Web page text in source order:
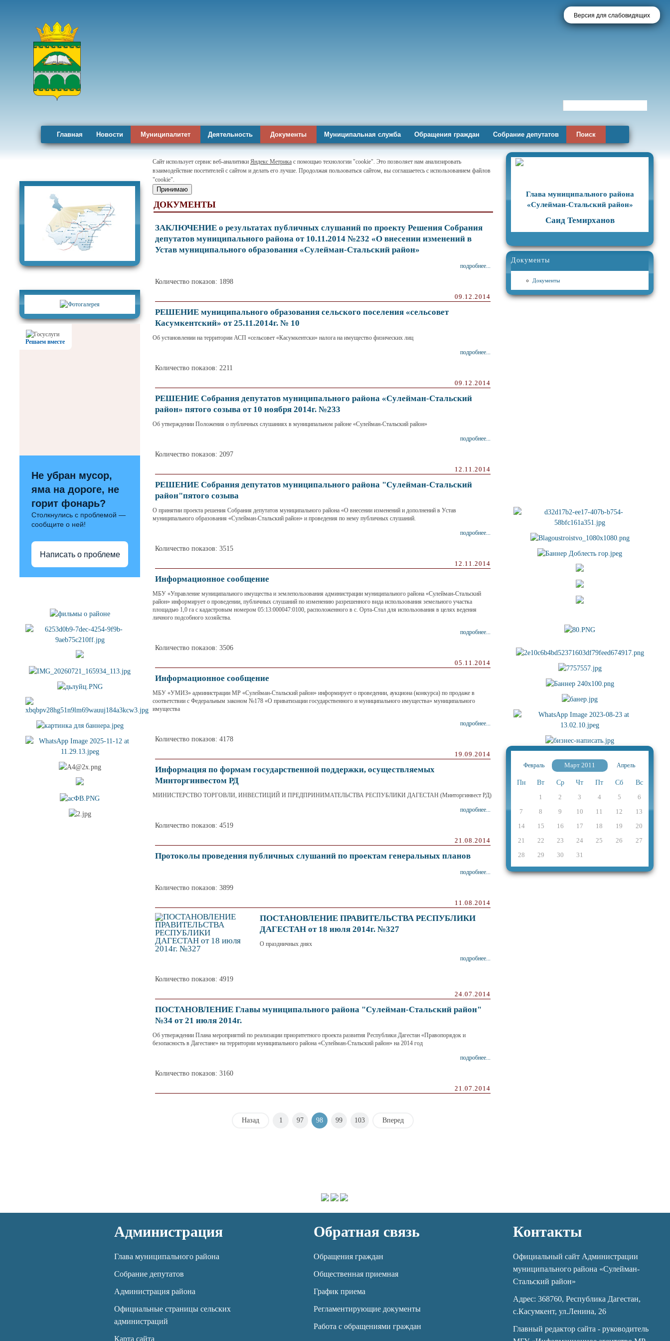
Версия для слабовидящих
Главная Новости Муниципалитет Деятельность Документы Муниципальная служба Обращения граждан Собрание депутатов Поиск
Решаем вместе
Не убран мусор,
яма на дороге, не
горит фонарь?
Столкнулись с проблемой —
сообщите о ней!
Написать о проблеме
Сайт использует сервис веб-аналитики Яндекс Метрика с помощью технологии "cookie". Это позволяет нам анализировать
взаимодействие посетителей с сайтом и делать его лучше. Продолжая пользоваться сайтом, вы соглашаетесь с использованием файлов
"cookie".
Принимаю
ДОКУМЕНТЫ
ЗАКЛЮЧЕНИЕ о результатах публичных слушаний по проекту Решения Собрания
депутатов муниципального района от 10.11.2014 №232 «О внесении изменений в
Устав муниципального образования «Сулейман-Стальский район»
подробнее...
Количество показов: 1898
09.12.2014
РЕШЕНИЕ муниципального образования сельского поселения «сельсовет
Касумкентский» от 25.11.2014г. № 10
Об установлении на территории АСП «сельсовет «Касумкентски» налога на имущество физических лиц
подробнее...
Количество показов: 2211
09.12.2014
РЕШЕНИЕ Собрания депутатов муниципального района «Сулейман-Стальский
район» пятого созыва от 10 ноября 2014г. №233
Об утверждении Положения о публичных слушаниях в муниципальном районе «Сулейман-Стальский район»
подробнее...
Количество показов: 2097
12.11.2014
РЕШЕНИЕ Собрания депутатов муниципального района "Сулейман-Стальский
район"пятого созыва
О принятии проекта решения Собрания депутатов муниципального района «О внесении изменений и дополнений в Устав
муниципального образования «Сулейман-Стальский район» и проведения по нему публичных слушаний.
подробнее...
Количество показов: 3515
12.11.2014
Информационное сообщение
МБУ «Управление муниципального имущества и землепользования администрации муниципального района «Сулейман-Стальский
район» информирует о проведении, публичных слушаний по изменению разрешенного вида использования земельного участка
площадью 1,0 га с кадастровым номером 05:13:000047:0100, расположенного в с. Орта-Стал для использования в целях ведения
личного подсобного хозяйства.
подробнее...
Количество показов: 3506
05.11.2014
Информационное сообщение
МБУ «УМИЗ» администрации МР «Сулейман-Стальский район» информирует о проведении, аукциона (конкурса) по продаже в
соответствии с Федеральным законом №178 «О приватизации государственного и муниципального имущества» муниципального
имущества
подробнее...
Количество показов: 4178
19.09.2014
Информация по формам государственной поддержки, осуществляемых
Минторгинвестом РД
МИНИСТЕРСТВО ТОРГОВЛИ, ИНВЕСТИЦИЙ И ПРЕДПРИНИМАТЕЛЬСТВА РЕСПУБЛИКИ ДАГЕСТАН (Минторгинвест РД)
подробнее...
Количество показов: 4519
21.08.2014
Протоколы проведения публичных слушаний по проектам генеральных планов
подробнее...
Количество показов: 3899
11.08.2014
ПОСТАНОВЛЕНИЕ ПРАВИТЕЛЬСТВА РЕСПУБЛИКИ
ДАГЕСТАН от 18 июля 2014г. №327
О праздничных днях
подробнее...
Количество показов: 4919
24.07.2014
ПОСТАНОВЛЕНИЕ Главы муниципального района "Сулейман-Стальский район"
№34 от 21 июля 2014г.
Об утверждении Плана мероприятий по реализации приоритетного проекта развития Республики Дагестан «Правопорядок и
безопасность в Дагестане» на территории муниципального района «Сулейман-Стальский район» на 2014 год
подробнее...
Количество показов: 3160
21.07.2014
Назад 1 97 98 99 103 Вперед
Глава муниципального района
«Сулейман-Стальский район»
Саид Темирханов
Документы
Документы
Февраль Март 2011 Апрель
Пн Вт Ср Чт Пт Сб
Вс
1
2 3 4 5
6
7
8 9 10 11 12
13
14
15 16 17 18 19
20
21
22 23 24 25 26
27
28
29 30 31
Администрация
Глава муниципального района
Собрание депутатов
Администрация района
Официальные страницы сельских
администраций
Карта сайта
Обратная связь
Обращения граждан
Общественная приемная
График приема
Регламентирующие документы
Работа с обращениями граждан
Контакты
Официальный сайт Администрации
муниципального района «Сулейман-
Стальский район»
Адрес: 368760, Республика Дагестан,
с.Касумкент, ул.Ленина, 26
Главный редактор сайта - руководитель